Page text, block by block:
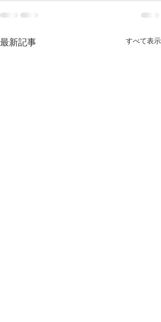
最新記事 すべて表示